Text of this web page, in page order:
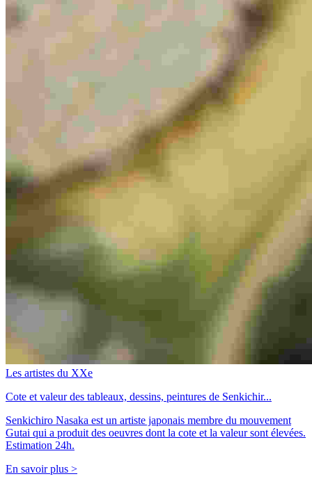
Les artistes du XXe
Cote et valeur des tableaux, dessins, peintures de Senkichir...
Senkichiro Nasaka est un artiste japonais membre du mouvement
Gutai qui a produit des oeuvres dont la cote et la valeur sont élevées.
Estimation 24h.
En savoir plus >